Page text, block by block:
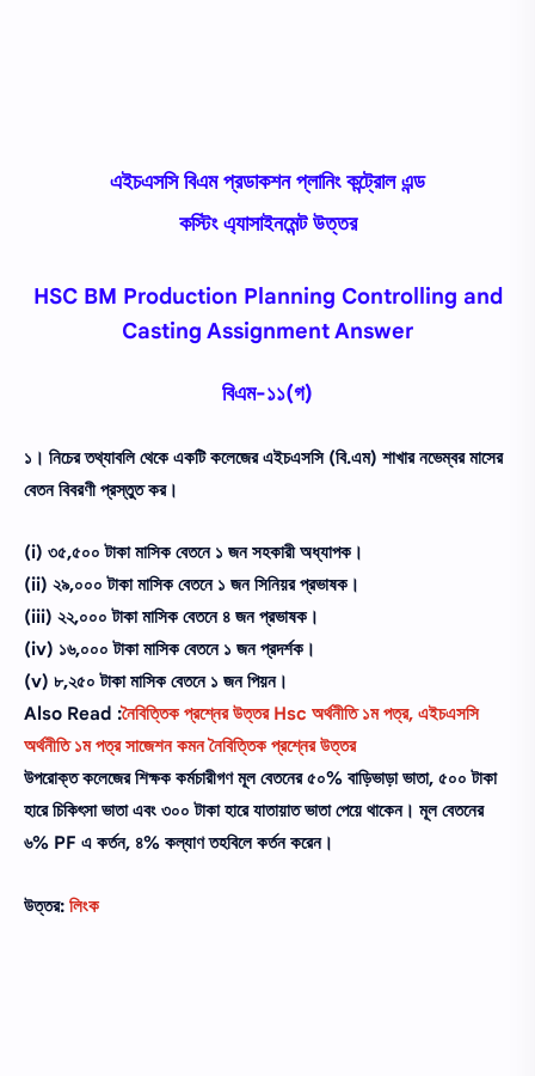
এইচএসসি বিএম প্রডাকশন প্লানিং কন্ট্রোল এন্ড
কস্টিং এ্যাসাইনমেন্ট উত্তর
HSC BM Production Planning Controlling and
Casting Assignment Answer
বিএম-১১(গ)
১। নিচের তথ্যাবলি থেকে একটি কলেজের এইচএসসি (বি.এম) শাখার নভেম্বর মাসের
বেতন বিবরণী প্রস্তুত কর।
(i) ৩৫,৫০০ টাকা মাসিক বেতনে ১ জন সহকারী অধ্যাপক।
(ii) ২৯,০০০ টাকা মাসিক বেতনে ১ জন সিনিয়র প্রভাষক।
(iii) ২২,০০০ টাকা মাসিক বেতনে ৪ জন প্রভাষক।
(iv) ১৬,০০০ টাকা মাসিক বেতনে ১ জন প্রদর্শক।
(v) ৮,২৫০ টাকা মাসিক বেতনে ১ জন পিয়ন।
Also Read :নৈবিত্তিক প্রশ্নের উত্তর Hsc অর্থনীতি ১ম পত্র, এইচএসসি
অর্থনীতি ১ম পত্র সাজেশন কমন নৈবিত্তিক প্রশ্নের উত্তর
উপরােক্ত কলেজের শিক্ষক কর্মচারীগণ মূল বেতনের ৫০% বাড়িভাড়া ভাতা, ৫০০ টাকা
হারে চিকিৎসা ভাতা এবং ৩০০ টাকা হারে যাতায়াত ভাতা পেয়ে থাকেন। মূল বেতনের
৬% PF এ কর্তন, ৪% কল্যাণ তহবিলে কর্তন করেন।
উত্তর: লিংক